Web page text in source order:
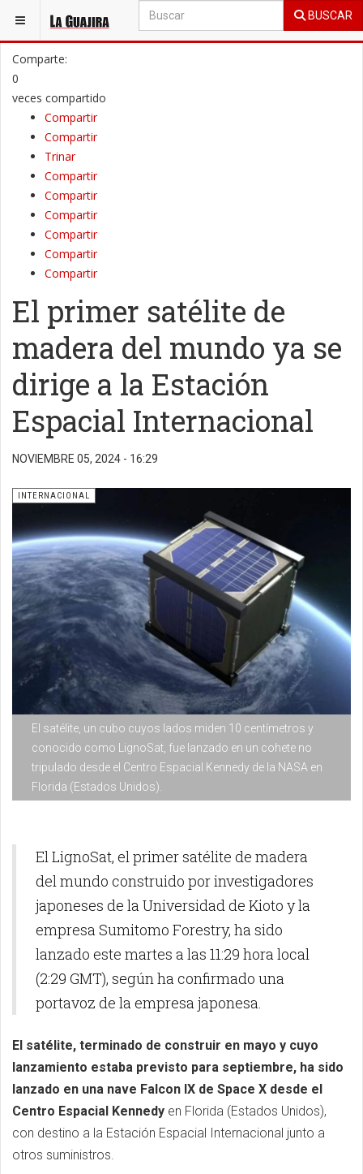
BUSCAR
ESTÁ AQUÍ: GENERAL INTERNACIONAL
Comparte:
0
veces compartido
Compartir
Compartir
Trinar
Compartir
Compartir
Compartir
Compartir
Compartir
Compartir
El primer satélite de
madera del mundo ya se
dirige a la Estación
Espacial Internacional
NOVIEMBRE 05, 2024 - 16:29
El satélite, un cubo cuyos lados miden 10 centímetros y
conocido como LignoSat, fue lanzado en un cohete no
tripulado desde el Centro Espacial Kennedy de la NASA en
Florida (Estados Unidos).
INTERNACIONAL
El LignoSat, el primer satélite de madera
del mundo construido por investigadores
japoneses de la Universidad de Kioto y la
empresa Sumitomo Forestry, ha sido
lanzado este martes a las 11:29 hora local
(2:29 GMT), según ha confirmado una
portavoz de la empresa japonesa.
El satélite, terminado de construir en mayo y cuyo
lanzamiento estaba previsto para septiembre, ha sido
lanzado en una nave Falcon IX de Space X desde el
Centro Espacial Kennedy en Florida (Estados Unidos),
con destino a la Estación Espacial Internacional junto a
otros suministros.